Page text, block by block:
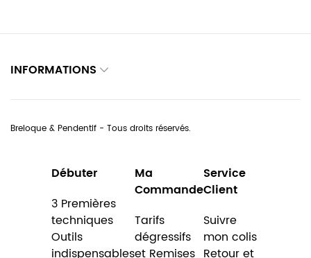
INFORMATIONS
Breloque & Pendentif - Tous droits réservés.
Débuter
3 Premières
techniques
Outils
indispensables
Ma
Commande
Tarifs
dégressifs
et Remises
Service
Client
Suivre
mon colis
Retour et